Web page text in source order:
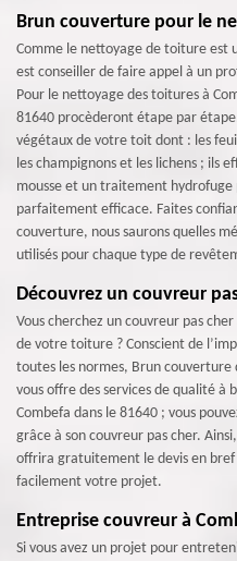
Brun couverture pour le
Comme le nettoyage de toiture est
est conseiller de faire appel à un
Pour le nettoyage des toitures à
81640 procèderont étape par
végétaux de votre toit dont : les
les champignons et les lichens ;
mousse et un traitement
parfaitement efficace. Faites
couverture, nous saurons quelles
utilisés pour chaque type de
Découvrez un couvreur
Vous cherchez un couvreur pas
de votre toiture ? Conscient de
toutes les normes, Brun couverture
vous offre des services de qualité à
Combefa dans le 81640 ; vous
grâce à son couvreur pas cher.
offrira gratuitement le devis en bref
facilement votre projet.
Entreprise couvreur à
Si vous avez un projet pour